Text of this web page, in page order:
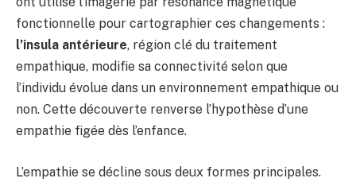
fonctionnelle pour cartographier ces changements :
l’insula antérieure, région clé du traitement
empathique, modifie sa connectivité selon que
l’individu évolue dans un environnement empathique ou
non. Cette découverte renverse l’hypothèse d’une
empathie figée dès l’enfance.
L’empathie se décline sous deux formes principales.